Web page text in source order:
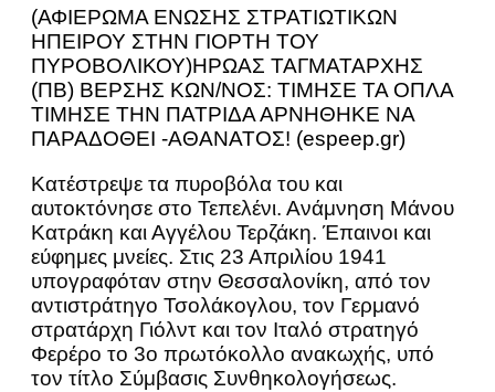
(ΑΦΙΕΡΩΜΑ ΕΝΩΣΗΣ ΣΤΡΑΤΙΩΤΙΚΩΝ
ΗΠΕΙΡΟΥ ΣΤΗΝ ΓΙΟΡΤΗ ΤΟΥ
ΠΥΡΟΒΟΛΙΚΟΥ)ΗΡΩΑΣ ΤΑΓΜΑΤΑΡΧΗΣ
(ΠΒ) ΒΕΡΣΗΣ ΚΩΝ/ΝΟΣ: ΤΙΜΗΣΕ ΤΑ ΟΠΛΑ
ΤΙΜΗΣΕ ΤΗΝ ΠΑΤΡΙΔΑ ΑΡΝΗΘΗΚΕ ΝΑ
ΠΑΡΑΔΟΘΕΙ -ΑΘΑΝΑΤΟΣ! (espeep.gr)
Κατέστρεψε τα πυροβόλα του και
αυτοκτόνησε στο Τεπελένι. Ανάμνηση Μάνου
Κατράκη και Αγγέλου Τερζάκη. Έπαινοι και
εύφημες μνείες. Στις 23 Απριλίου 1941
υπογραφόταν στην Θεσσαλονίκη, από τον
αντιστράτηγο Τσολάκογλου, τον Γερμανό
στρατάρχη Γιόλντ και τον Ιταλό στρατηγό
Φερέρο το 3ο πρωτόκολλο ανακωχής, υπό
τον τίτλο Σύμβασις Συνθηκολογήσεως.